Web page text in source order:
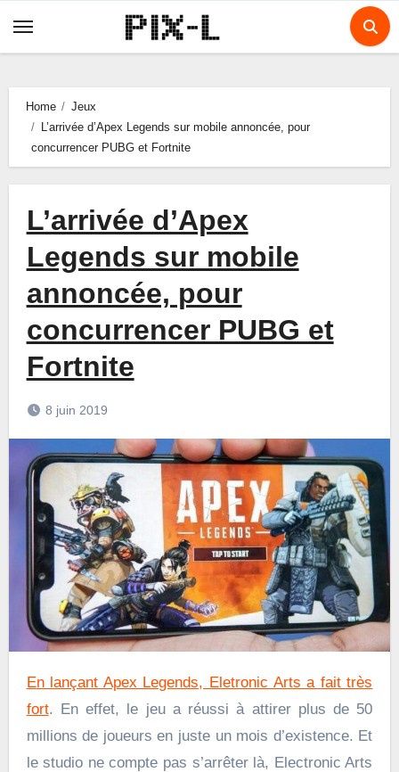
Home
Jeux
L’arrivée d’Apex Legends sur mobile annoncée, pour
concurrencer PUBG et Fortnite
L’arrivée d’Apex
Legends sur mobile
annoncée, pour
concurrencer PUBG et
Fortnite
8 juin 2019
En lançant Apex Legends, Eletronic Arts a fait très
fort. En effet, le jeu a réussi à attirer plus de 50
millions de joueurs en juste un mois d’existence. Et
le studio ne compte pas s’arrêter là, Electronic Arts